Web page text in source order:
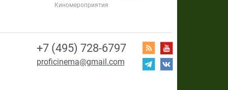
Киномероприятия
+7 (495) 728-6797
proficinema@gmail.com